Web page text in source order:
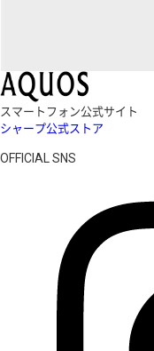
スマートフォン公式サイト
シャープ公式ストア
OFFICIAL SNS